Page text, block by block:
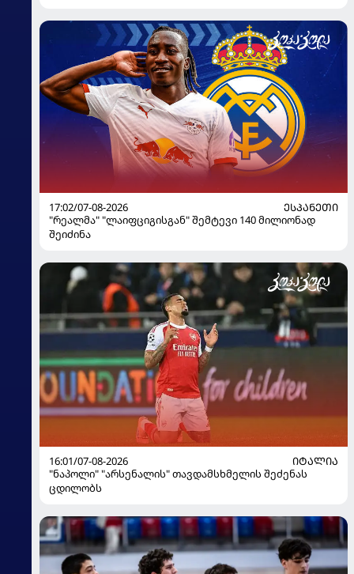
17:02/07-08-2026
ᲔᲡᲞᲐᲜᲔᲗᲘ
"რეალმა" "ლაიფციგისგან" შემტევი 140 მილიონად
შეიძინა
16:01/07-08-2026
ᲘᲢᲐᲚᲘᲐ
"ნაპოლი" "არსენალის" თავდამსხმელის შეძენას
ცდილობს